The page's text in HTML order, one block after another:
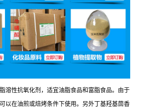
溶性抗氧化剂，适宜油脂食品和富脂食品。由于
以在油煎或焙烤条件下使用。另外丁基羟基茴香